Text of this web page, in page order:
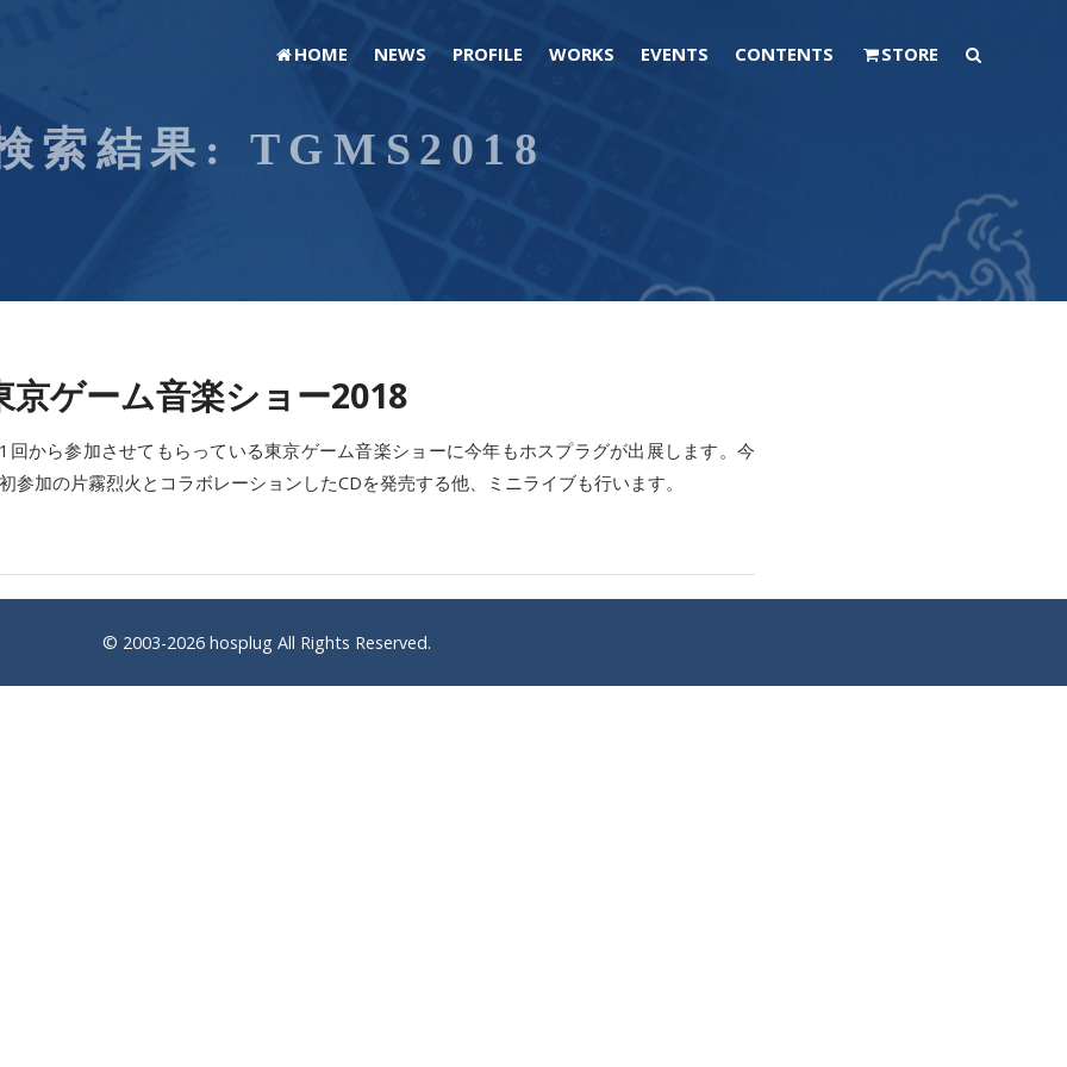
HOME NEWS PROFILE WORKS EVENTS CONTENTS STORE
索結果: TGMS2018
京ゲーム音楽ショー2018
回から参加させてもらっている東京ゲーム音楽ショーに今年もホスプラグが出展します。今
参加の片霧烈火とコラボレーションしたCDを発売する他、ミニライブも行います。
© 2003-2026 hosplug All Rights Reserved.